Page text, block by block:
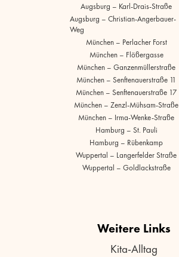
Augsburg – Karl-Drais-Straße
Augsburg – Christian-Angerbauer-
Weg
München – Perlacher Forst
München – Flößergasse
München – Ganzenmüllerstraße
München – Senftenauerstraße 11
München – Senftenauerstraße 17
München – Zenzl-Mühsam-Straße
München – Irma-Wenke-Straße
Hamburg – St. Pauli
Hamburg – Rübenkamp
Wuppertal – Langerfelder Straße
Wuppertal – Goldlackstraße
Weitere Links
Kita-Alltag